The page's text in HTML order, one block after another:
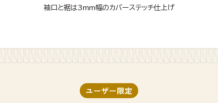
袖口と裾は3mm幅のカバーステッチ仕上げ
ユーザー限定